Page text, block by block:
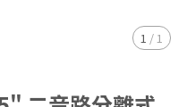
1 / 1